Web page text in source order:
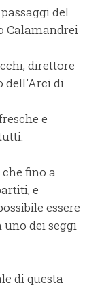
del
Calamandrei
direttore
dell'Arci di
e
fino a
e
essere
dei seggi
di questa